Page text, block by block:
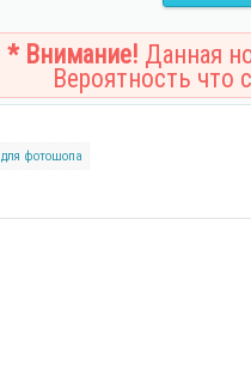
* Внимание! Данная
Вероятность что
для фотошопа